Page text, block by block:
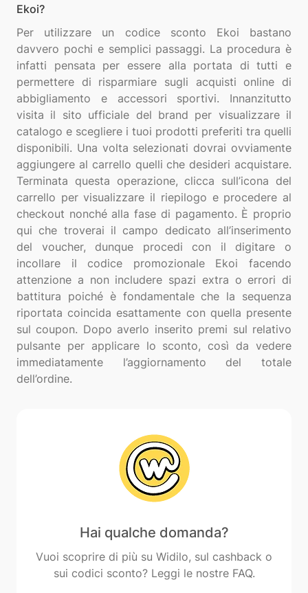
Ekoi?
Per utilizzare un codice sconto Ekoi bastano
davvero pochi e semplici passaggi. La procedura è
infatti pensata per essere alla portata di tutti e
permettere di risparmiare sugli acquisti online di
abbigliamento e accessori sportivi. Innanzitutto
visita il sito ufficiale del brand per visualizzare il
catalogo e scegliere i tuoi prodotti preferiti tra quelli
disponibili. Una volta selezionati dovrai ovviamente
aggiungere al carrello quelli che desideri acquistare.
Terminata questa operazione, clicca sull’icona del
carrello per visualizzare il riepilogo e procedere al
checkout nonché alla fase di pagamento. È proprio
qui che troverai il campo dedicato all’inserimento
del voucher, dunque procedi con il digitare o
incollare il codice promozionale Ekoi facendo
attenzione a non includere spazi extra o errori di
battitura poiché è fondamentale che la sequenza
riportata coincida esattamente con quella presente
sul coupon. Dopo averlo inserito premi sul relativo
pulsante per applicare lo sconto, così da vedere
immediatamente l’aggiornamento del totale
Hai qualche domanda?
Vuoi scoprire di più su Widilo, sul cashback o
sui codici sconto? Leggi le nostre FAQ.